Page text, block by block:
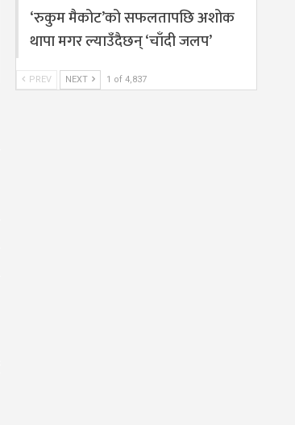
‘रुकुम मैकोट’को सफलतापछि अशोक
थापा मगर ल्याउँदैछन् ‘चाँदी जलप’
PREV NEXT 1 of 4,837